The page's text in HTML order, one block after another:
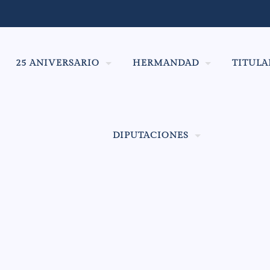
25 ANIVERSARIO HERMANDAD
DIPUTACIONES